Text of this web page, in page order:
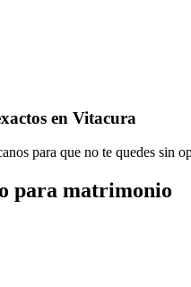
en Vitacura
para que no te quedes sin
para matrimonio